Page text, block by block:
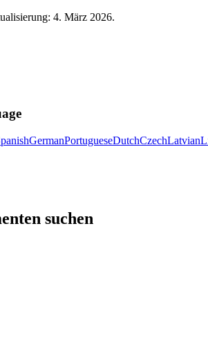
4. März 2026.
GermanPortugueseDutchCzechLatvian
suchen